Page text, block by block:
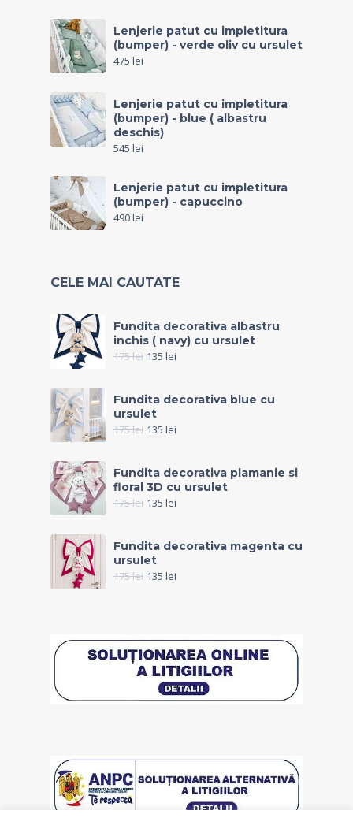
Lenjerie patut cu impletitura
(bumper) - verde oliv cu ursulet
475 lei
Lenjerie patut cu impletitura
(bumper) - blue ( albastru
deschis)
545 lei
Lenjerie patut cu impletitura
(bumper) - capuccino
490lei
CELE MAI CAUTATE
Fundita decorativa albastru
inchis ( navy) cu ursulet
175lei 135 lei
Fundita decorativa blue cu
ursulet
175lei 135 lei
Fundita decorativa plamanie si
floral 3D cu ursulet
175lei 135 lei
Fundita decorativa magenta cu
ursulet
175lei 135 lei